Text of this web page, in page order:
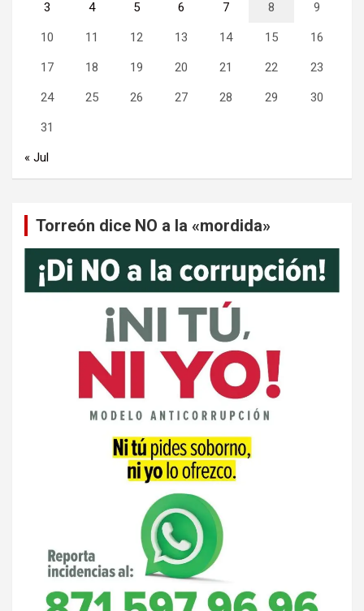
3 4 5 6 7 8 9
10 11 12 13 14 15 16
17 18 19 20 21 22 23
24 25 26 27 28 29 30
31
« Jul
Torreón dice NO a la «mordida»